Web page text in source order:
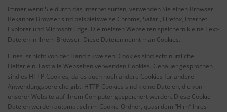
Immer wenn Sie durch das Internet surfen, verwenden Sie einen Browser.
Bekannte Browser sind beispielsweise Chrome, Safari, Firefox, Internet
Explorer und Microsoft Edge. Die meisten Webseiten speichern kleine Text-
Dateien in Ihrem Browser. Diese Dateien nennt man Cookies.
Eines ist nicht von der Hand zu weisen: Cookies sind echt nützliche
Helferlein. Fast alle Webseiten verwenden Cookies. Genauer gesprochen
sind es HTTP-Cookies, da es auch noch andere Cookies für andere
Anwendungsbereiche gibt. HTTP-Cookies sind kleine Dateien, die von
unserer Website auf Ihrem Computer gespeichert werden. Diese Cookie-
Dateien werden automatisch im Cookie-Ordner, quasi dem “Hirn” Ihres